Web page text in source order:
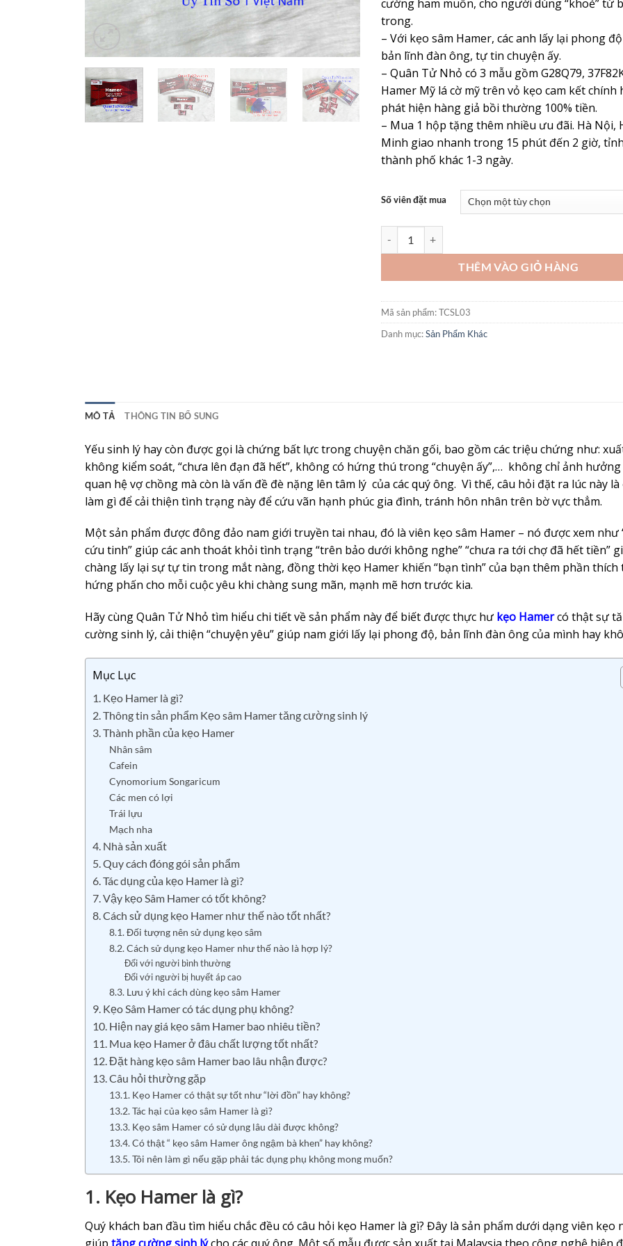
cường ham muốn, cho người dùng “khoẻ” từ
trong.
– Với kẹo sâm Hamer, các anh lấy lại phong
bản lĩnh đàn ông, tự tin chuyện ấy.
– Quân Tử Nhỏ có 3 mẫu gồm G28Q79,
Hamer Mỹ lá cờ mỹ trên vỏ kẹo cam kết chính
phát hiện hàng giả bồi thường 100% tiền.
– Mua 1 hộp tặng thêm nhiều ưu đãi. Hà Nội,
Minh giao nhanh trong 15 phút đến 2 giờ,
thành phố khác 1-3 ngày.
Số viên đặt mua
THÊM VÀO GIỎ HÀNG
Mã sản phẩm:TCSL03
Danh mục:Sản Phẩm Khác
MÔ TẢ THÔNG TIN BỔ SUNG
Yếu sinh lý hay còn được gọi là chứng bất lực trong chuyện chăn gối, bao gồm các triệu chứng như:
không kiểm soát, “chưa lên đạn đã hết”, không có hứng thú trong “chuyện ấy”,… không chỉ ảnh
quan hệ vợ chồng mà còn là vấn đề đè nặng lên tâm lý của các quý ông. Vì thế, câu hỏi đặt ra lúc này là
làm gì để cải thiện tình trạng này để cứu vãn hạnh phúc gia đình, tránh hôn nhân trên bờ vực thẳm.
Một sản phẩm được đông đảo nam giới truyền tai nhau, đó là viên kẹo sâm Hamer – nó được xem như
cứu tinh” giúp các anh thoát khỏi tình trạng “trên bảo dưới không nghe” “chưa ra tới chợ đã hết tiền”
chàng lấy lại sự tự tin trong mắt nàng, đồng thời kẹo Hamer khiến “bạn tình” của bạn thêm phần thích
hứng phấn cho mỗi cuộc yêu khi chàng sung mãn, mạnh mẽ hơn trước kia.
Hãy cùng Quân Tử Nhỏ tìm hiểu chi tiết về sản phẩm này để biết được thực hư kẹo Hamercó thật sự
cường sinh lý, cải thiện “chuyện yêu” giúp nam giới lấy lại phong độ, bản lĩnh đàn ông của mình hay
Mục Lục
1. Kẹo Hamer là gì?
2. Thông tin sản phẩm Kẹo sâm Hamer tăng cường sinh lý
3. Thành phần của kẹo Hamer
Nhân sâm
Cafein
Cynomorium Songaricum
Các men có lợi
Trái lựu
Mạch nha
4. Nhà sản xuất
5. Quy cách đóng gói sản phẩm
6. Tác dụng của kẹo Hamer là gì?
7. Vậy kẹo Sâm Hamer có tốt không?
8. Cách sử dụng kẹo Hamer như thế nào tốt nhất?
8.1. Đối tượng nên sử dụng kẹo sâm
8.2. Cách sử dụng kẹo Hamer như thế nào là hợp lý?
Đối với người bình thường
Đối với người bị huyết áp cao
8.3. Lưu ý khi cách dùng kẹo sâm Hamer
9. Kẹo Sâm Hamer có tác dụng phụ không?
10. Hiện nay giá kẹo sâm Hamer bao nhiêu tiền?
11. Mua kẹo Hamer ở đâu chất lượng tốt nhất?
12. Đặt hàng kẹo sâm Hamer bao lâu nhận được?
13. Câu hỏi thường gặp
13.1. Kẹo Hamer có thật sự tốt như “lời đồn” hay không?
13.2. Tác hại của kẹo sâm Hamer là gì?
13.3. Kẹo sâm Hamer có sử dụng lâu dài được không?
13.4. Có thật “ kẹo sâm Hamer ông ngậm bà khen” hay không?
13.5. Tôi nên làm gì nếu gặp phải tác dụng phụ không mong muốn?
1. Kẹo Hamer là gì?
Quý khách ban đầu tìm hiểu chắc đều có câu hỏi kẹo Hamer là gì? Đây là sản phẩm dưới dạng viên kẹo